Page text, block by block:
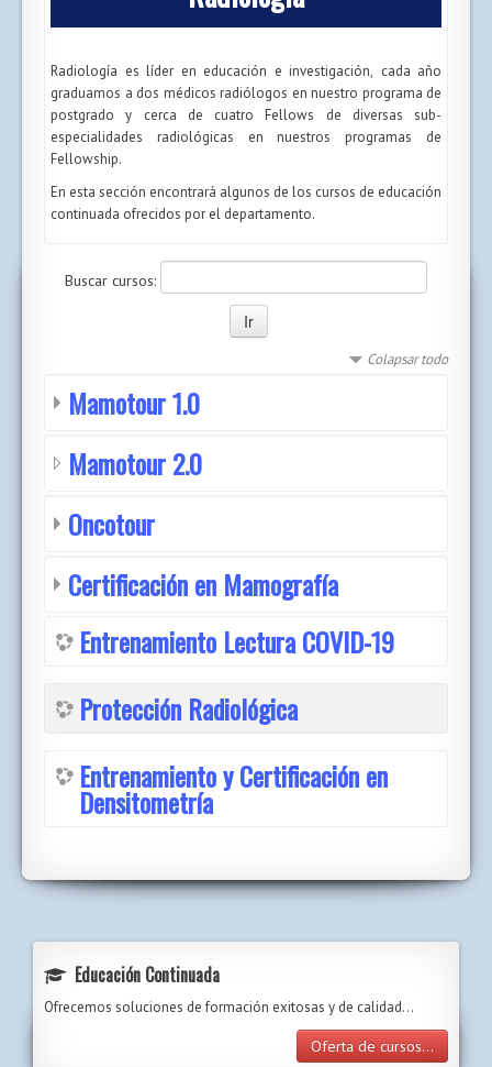
Radiología es líder en educación e investigación, cada año
graduamos a dos médicos radiólogos en nuestro programa de
postgrado y cerca de cuatro Fellows de diversas sub-
especialidades radiológicas en nuestros programas de
Fellowship.
En esta sección encontrará algunos de los cursos de educación
continuada ofrecidos por el departamento.
Buscar cursos:
Colapsar todo
Mamotour 1.0
Mamotour 2.0
Oncotour
Certificación en Mamografía
Entrenamiento Lectura COVID-19
Protección Radiológica
Entrenamiento y Certificación en
Densitometría
Educación Continuada
Ofrecemos soluciones de formación exitosas y de calidad...
Oferta de cursos...